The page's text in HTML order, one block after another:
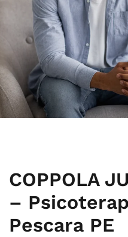
COPPOLA
–
Pescara PE